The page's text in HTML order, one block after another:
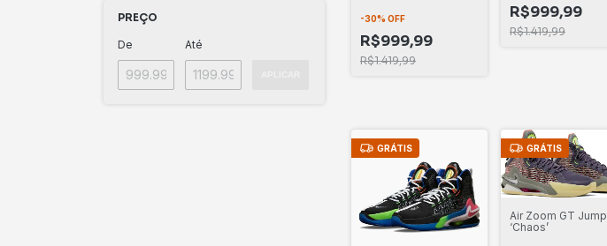
PREÇO
De Até
-30% OFF
R$999,99
R$1.419,99
R$999,99
R$1.419,99
GRÁTIS GRÁTIS
Air Zoom GT Jump
‘Chaos’